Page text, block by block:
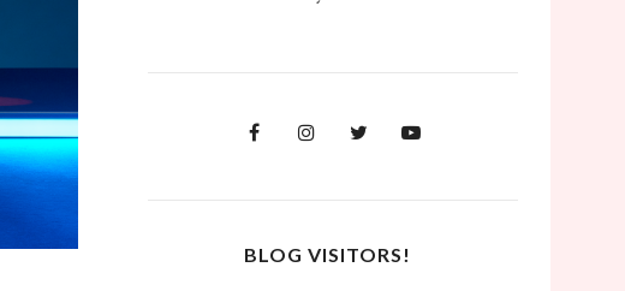
BLOG VISITORS!